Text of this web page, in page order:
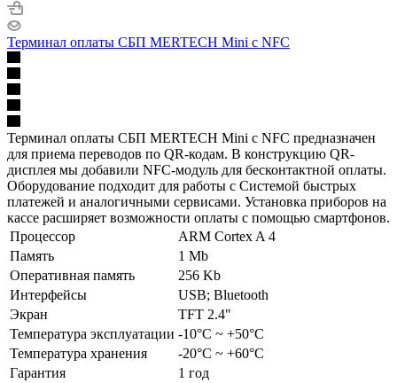
Терминал оплаты СБП MERTECH Mini с NFC
Терминал оплаты СБП MERTECH Mini с NFC предназначен
для приема переводов по QR-кодам. В конструкцию QR-
дисплея мы добавили NFC-модуль для бесконтактной оплаты.
Оборудование подходит для работы с Системой быстрых
платежей и аналогичными сервисами. Установка приборов на
кассе расширяет возможности оплаты с помощью смартфонов.
Процессор
ARM Cortex A 4
Память
1 Mb
Оперативная память
256 Kb
Интерфейсы
USB; Bluetooth
Экран
TFT 2.4"
Температура эксплуатации -10°C ~ +50°C
Температура хранения
-20°С ~ +60°С
Гарантия
1 год